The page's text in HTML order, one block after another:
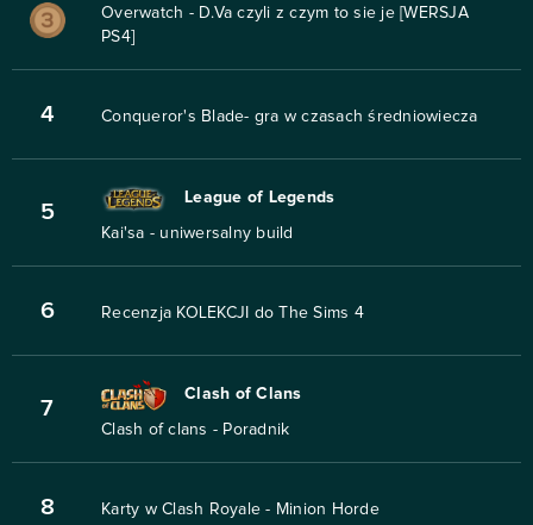
Overwatch - D.Va czyli z czym to sie je [WERSJA
PS4]
4 Conqueror's Blade- gra w czasach średniowiecza
5
League of Legends
Kai'sa - uniwersalny build
6 Recenzja KOLEKCJI do The Sims 4
7
Clash of Clans
Clash of clans - Poradnik
8 Karty w Clash Royale - Minion Horde